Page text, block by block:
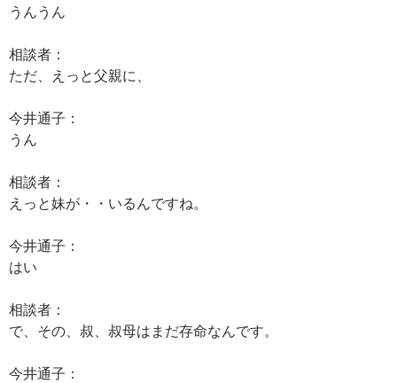
うんうん
相談者：
ただ、えっと父親に、
今井通子：
うん
相談者：
えっと妹が・・いるんですね。
今井通子：
はい
相談者：
で、その、叔、叔母はまだ存命なんです。
今井通子：